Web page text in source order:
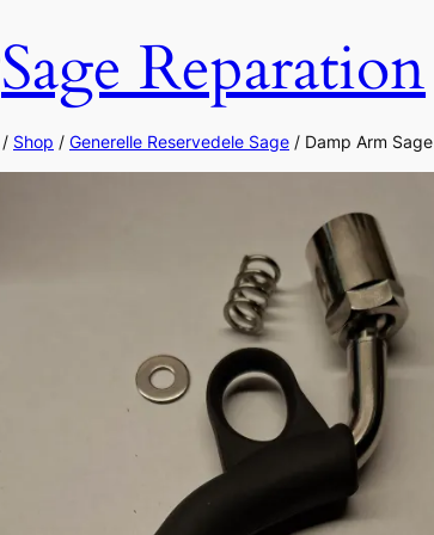
Sage Reparation
/ Shop / Generelle Reservedele Sage / Damp Arm Sage